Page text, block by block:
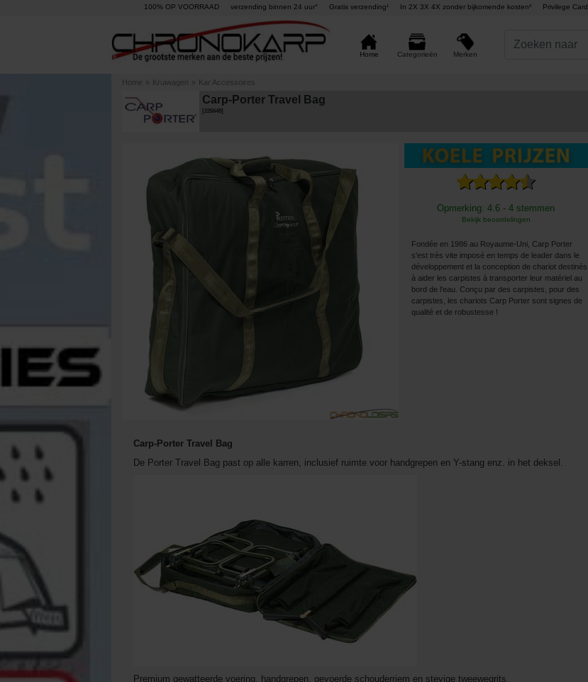
100% OP VOORRAAD verzending binnen 24 uur° Gratis verzending¹ In 2X 3X 4X zonder bijkomende kosten² Privilege Card
Home Categorieën Merken
Home » Kruiwagen » Kar Accessoires
Carp-Porter Travel Bag
226648]
Opmerking: 4.6 - 4 stemmen
Bekijk beoordelingen
Fondée en 1986 au Royaume-Uni, Carp Porter
s'est très vite imposé en temps de leader dans le
développement et la conception de chariot destinés
à aider les carpistes à transporter leur matériel au
bord de l'eau. Conçu par des carpistes, pour des
carpistes, les chariots Carp Porter sont signes de
qualité et de robustesse !
Carp-Porter Travel Bag
De Porter Travel Bag past op alle karren, inclusief ruimte voor handgrepen en Y-stang enz. in het deksel.
Premium gewatteerde voering, handgrepen, gevoerde schouderriem en stevige tweewegrits.